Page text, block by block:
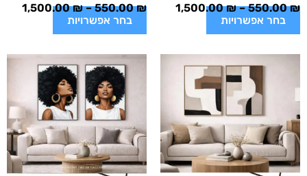
550.00₪
–
1,500.00₪
בחר אפשרויות
550.00₪
–
1,500.00₪
בחר אפשרויות